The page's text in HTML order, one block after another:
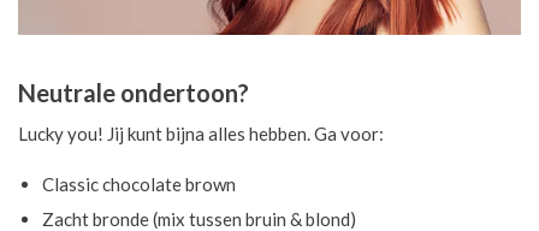
Neutrale ondertoon?
Lucky you! Jij kunt bijna alles hebben. Ga voor:
Classic chocolate brown
Zacht bronde (mix tussen bruin & blond)